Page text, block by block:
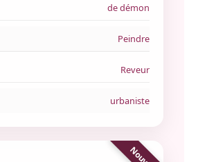
de démon
Peindre
Reveur
urbaniste